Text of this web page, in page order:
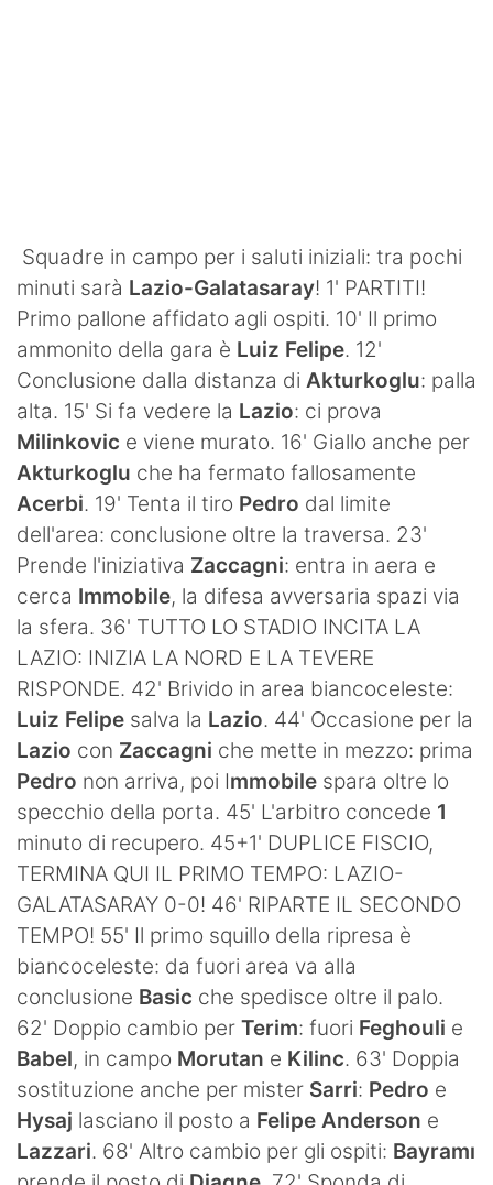
SHOP LAZIO
Contatti
Squadre in campo per i saluti iniziali: tra pochi
minuti sarà Lazio-Galatasaray! 1' PARTITI!
Primo pallone affidato agli ospiti. 10' Il primo
ammonito della gara è Luiz Felipe. 12'
Conclusione dalla distanza di Akturkoglu: palla
alta. 15' Si fa vedere la Lazio: ci prova
Milinkovic e viene murato. 16' Giallo anche per
Akturkoglu che ha fermato fallosamente
Acerbi. 19' Tenta il tiro Pedro dal limite
dell'area: conclusione oltre la traversa. 23'
Prende l'iniziativa Zaccagni: entra in aera e
cerca Immobile, la difesa avversaria spazi via
la sfera. 36' TUTTO LO STADIO INCITA LA
LAZIO: INIZIA LA NORD E LA TEVERE
RISPONDE. 42' Brivido in area biancoceleste:
Luiz Felipe salva la Lazio. 44' Occasione per la
Lazio con Zaccagni che mette in mezzo: prima
Pedro non arriva, poi Immobile spara oltre lo
specchio della porta. 45' L'arbitro concede 1
minuto di recupero. 45+1' DUPLICE FISCIO,
TERMINA QUI IL PRIMO TEMPO: LAZIO-
GALATASARAY 0-0! 46' RIPARTE IL SECONDO
TEMPO! 55' Il primo squillo della ripresa è
biancoceleste: da fuori area va alla
conclusione Basic che spedisce oltre il palo.
62' Doppio cambio per Terim: fuori Feghouli e
Babel, in campo Morutan e Kilinc. 63' Doppia
sostituzione anche per mister Sarri: Pedro e
Hysaj lasciano il posto a Felipe Anderson e
Lazzari. 68' Altro cambio per gli ospiti: Bayramı